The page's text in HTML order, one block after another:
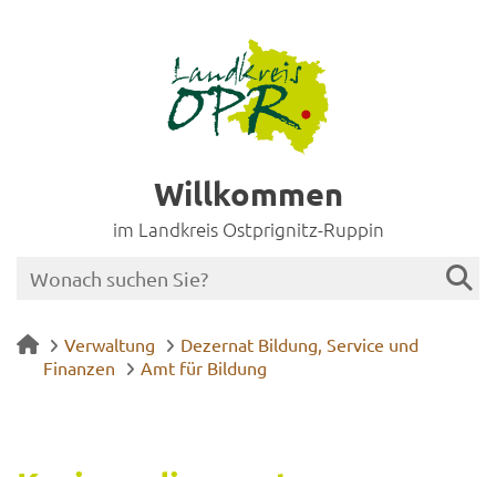
Willkommen
im Landkreis Ostprignitz-Ruppin
Verwaltung
Dezernat Bildung, Service und
Finanzen
Amt für Bildung